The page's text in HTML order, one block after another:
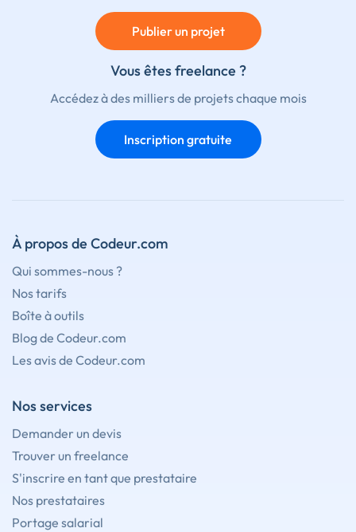
Publier un projet
Vous êtes freelance ?
Accédez à des milliers de projets chaque mois
Inscription gratuite
À propos de Codeur.com
Qui sommes-nous ?
Nos tarifs
Boîte à outils
Blog de Codeur.com
Les avis de Codeur.com
Nos services
Demander un devis
Trouver un freelance
S'inscrire en tant que prestataire
Nos prestataires
Portage salarial